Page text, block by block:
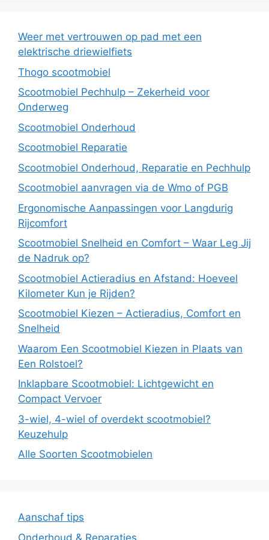
Weer met vertrouwen op pad met een
elektrische driewielfiets
Thogo scootmobiel
Scootmobiel Pechhulp – Zekerheid voor
Onderweg
Scootmobiel Onderhoud
Scootmobiel Reparatie
Scootmobiel Onderhoud, Reparatie en Pechhulp
Scootmobiel aanvragen via de Wmo of PGB
Ergonomische Aanpassingen voor Langdurig
Rijcomfort
Scootmobiel Snelheid en Comfort – Waar Leg Jij
de Nadruk op?
Scootmobiel Actieradius en Afstand: Hoeveel
Kilometer Kun je Rijden?
Scootmobiel Kiezen – Actieradius, Comfort en
Snelheid
Waarom Een Scootmobiel Kiezen in Plaats van
Een Rolstoel?
Inklapbare Scootmobiel: Lichtgewicht en
Compact Vervoer
3-wiel, 4-wiel of overdekt scootmobiel?
Keuzehulp
Alle Soorten Scootmobielen
Aanschaf tips
Onderhoud & Reparaties